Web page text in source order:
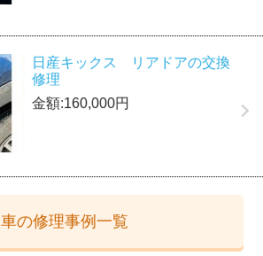
日産キックス リアドアの交換
修理
金額:160,000円
車の修理事例一覧